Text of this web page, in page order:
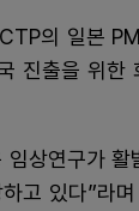
의 일본
진출을 위한
상연구가
고 있다”라